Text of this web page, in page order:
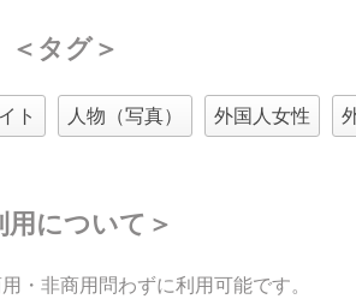
＜タグ＞
ト 人物（写真） 外国人女性
用について＞
・非商用問わずに利用可能です。